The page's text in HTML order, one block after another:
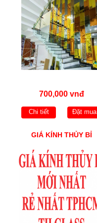
700,000 vnđ
Chi tiết Đặt mua
GIÁ KÍNH THỦY BỈ